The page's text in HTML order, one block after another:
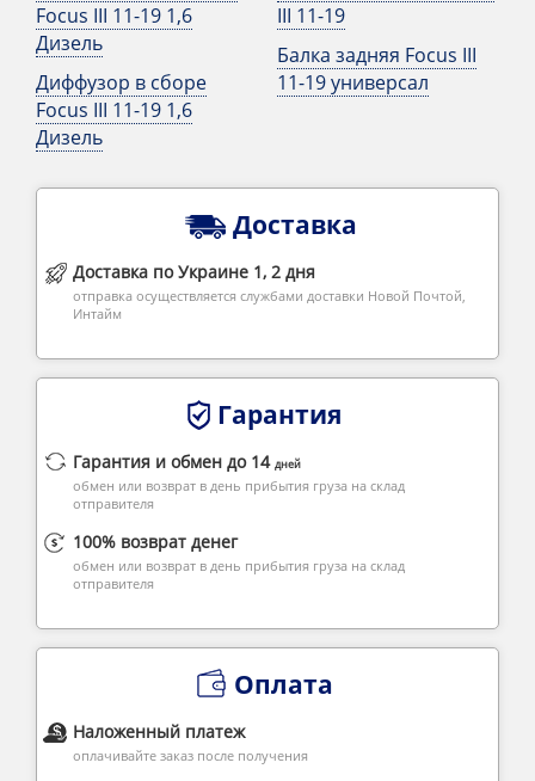
Focus III 11-19 1,6
Дизель
Диффузор в сборе
Focus III 11-19 1,6
Дизель
III 11-19
Балка задняя Focus III
11-19 универсал
Доставка
Доставка по Украине 1, 2 дня
отправка осуществляется службами доставки Новой Почтой,
Интайм
Гарантия
Гарантия и обмен до 14 дней
обмен или возврат в день прибытия груза на склад
отправителя
100% возврат денег
обмен или возврат в день прибытия груза на склад
отправителя
Оплата
Наложенный платеж
оплачивайте заказ после получения